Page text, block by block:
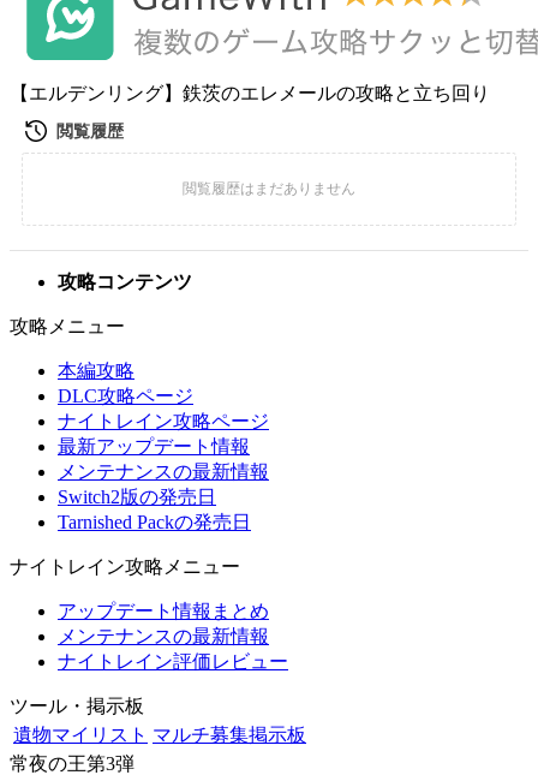
【エルデンリング】鉄茨のエレメールの攻略と立ち回り
攻略コンテンツ
攻略メニュー
本編攻略
DLC攻略ページ
ナイトレイン攻略ページ
最新アップデート情報
メンテナンスの最新情報
Switch2版の発売日
Tarnished Packの発売日
ナイトレイン攻略メニュー
アップデート情報まとめ
メンテナンスの最新情報
ナイトレイン評価レビュー
ツール・掲示板
遺物マイリスト マルチ募集掲示板
常夜の王第3弾